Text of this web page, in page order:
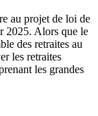
au projet de loi de
2025. Alors que le
des retraites au
les retraites
les grandes